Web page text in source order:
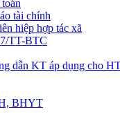
tài chính
hiệp hợp tác xã
TT-BTC
dẫn KT áp dụng cho
BHYT